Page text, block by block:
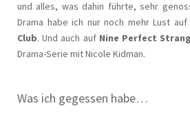
und alles, was dahin führte, sehr
Drama habe ich nur noch mehr Lust auf
Club. Und auch auf Nine Perfect
Drama-Serie mit Nicole Kidman.
Was ich gegessen habe…